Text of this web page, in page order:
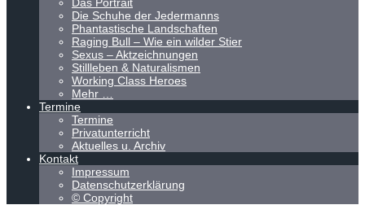
Die Schuhe der Jedermanns
Phantastische Landschaften
Raging Bull – Wie ein wilder Stier
Sexus – Aktzeichnungen
Stillleben & Naturalismen
Working Class Heroes
Mehr …
Termine
Termine
Privatunterricht
Aktuelles u. Archiv
Kontakt
Impressum
Datenschutzerklärung
© Copyright